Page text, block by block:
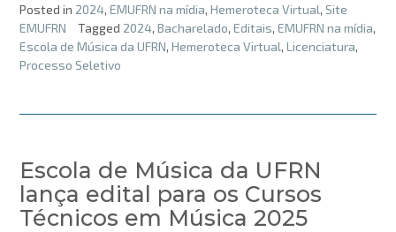
Posted in 2024, EMUFRN na mídia, Hemeroteca Virtual, Site
EMUFRN
Tagged 2024, Bacharelado, Editais, EMUFRN na mídia,
Escola de Música da UFRN, Hemeroteca Virtual, Licenciatura,
Processo Seletivo
Escola de Música da UFRN
lança edital para os Cursos
Técnicos em Música 2025